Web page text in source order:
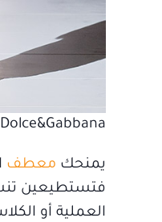
Dolce&Gabbana
يمنحك معطف
فتستطيعين
العملية أو